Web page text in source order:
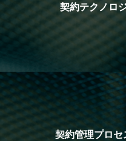
契約テクノロ
契約管理プロセ